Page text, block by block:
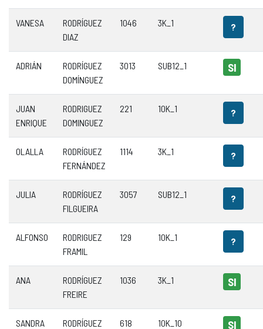
VANESA
RODRÍGUEZ
DIAZ
1046 3K_1 ?
ADRIÁN
RODRÍGUEZ
DOMÍNGUEZ
3013 SUB12_1 SI
JUAN
ENRIQUE
RODRIGUEZ
DOMINGUEZ
221 10K_1 ?
OLALLA
RODRÍGUEZ
FERNÁNDEZ
1114 3K_1 ?
JULIA
RODRÍGUEZ
FILGUEIRA
3057 SUB12_1 ?
ALFONSO
RODRIGUEZ
FRAMIL
129 10K_1 ?
ANA
RODRÍGUEZ
FREIRE
1036 3K_1 SI
SANDRA RODRÍGUEZ 618 10K_10 SI